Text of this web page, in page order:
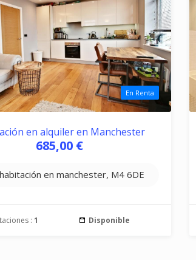
En Renta
en alquiler en Manchester
685,00 €
en manchester, M4 6DE
: 1 Disponible